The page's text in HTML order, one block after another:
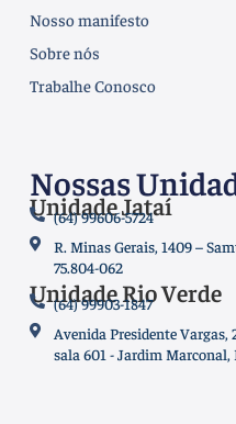
Nosso manifesto
Sobre nós
Trabalhe Conosco
Nossas
Unidade Jataí
(64) 99606-5724
R. Minas Gerais, 1409 –
75.804-062
Unidade Rio Verde
(64) 99903-1847
Avenida Presidente Vargas,
sala 601 - Jardim Marconal,